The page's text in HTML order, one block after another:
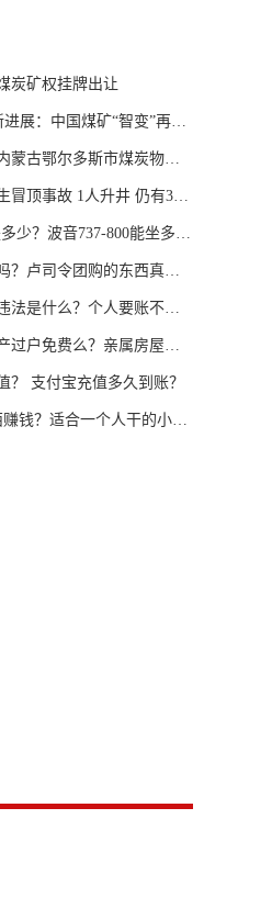
炭矿权挂牌出让
：中国煤矿“智变”再提速
鄂尔多斯市煤炭物流插上绿色
顶事故 1人升井 仍有3人被困
？波音737-800能坐多少人？
司令团购的东西真吗？靠谱吗
什么？个人要账不犯法绝招
免费么？亲属房屋买卖过户政
？ 支付宝充值多久到账？
适合一个人干的小生意有哪些